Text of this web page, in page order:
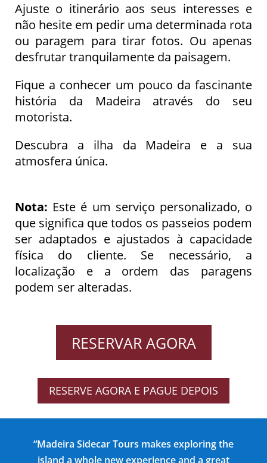
Ajuste o itinerário aos seus interesses e
não hesite em pedir uma determinada rota
ou paragem para tirar fotos. Ou apenas
desfrutar tranquilamente da paisagem.
Fique a conhecer um pouco da fascinante
história da Madeira através do seu
motorista.
Descubra a ilha da Madeira e a sua
atmosfera única.
Nota: Este é um serviço personalizado, o
que significa que todos os passeios podem
ser adaptados e ajustados à capacidade
física do cliente. Se necessário, a
localização e a ordem das paragens
podem ser alteradas.
RESERVAR AGORA
RESERVE AGORA E PAGUE DEPOIS
“Madeira Sidecar Tours makes exploring the
island a whole new experience and a great